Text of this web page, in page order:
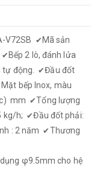
V72SB ✔ Mã sản
✔ Bếp 2 lò, đánh lửa
tự động. ✔Đầu đốt
Mặt bếp Inox, màu
mm ✔Tổng lượng
kg/h; ✔Đầu đốt phải:
: 2 năm ✔ Thương
φ9.5mm cho hệ